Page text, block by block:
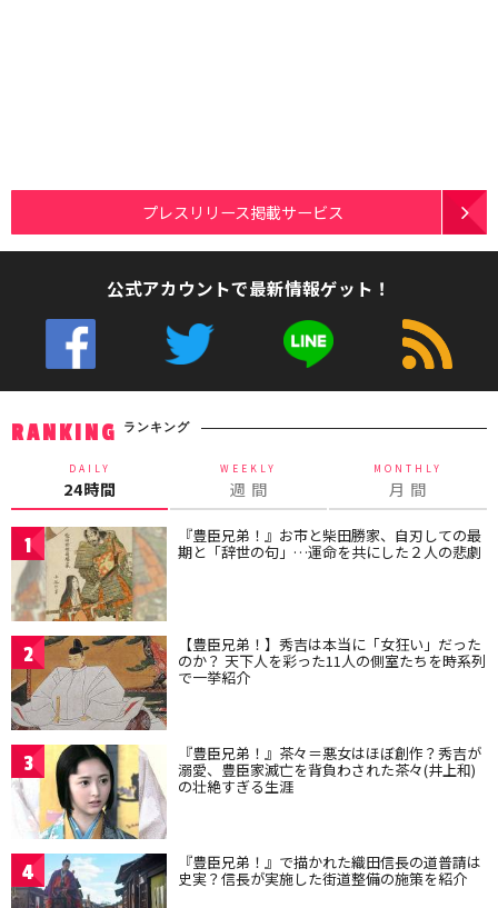
プレスリリース掲載サービス
公式アカウントで最新情報ゲット！
RANKING ランキング
DAILY
24時間
WEEKLY
週 間
MONTHLY
月 間
1 『豊臣兄弟！』お市と柴田勝家、自刃しての最
期と「辞世の句」…運命を共にした２人の悲劇
2 【豊臣兄弟！】秀吉は本当に「女狂い」だった
のか？ 天下人を彩った11人の側室たちを時系列
で一挙紹介
3 『豊臣兄弟！』茶々＝悪女はほぼ創作？秀吉が
溺愛、豊臣家滅亡を背負わされた茶々(井上和)
の壮絶すぎる生涯
4 『豊臣兄弟！』で描かれた織田信長の道普請は
史実？信長が実施した街道整備の施策を紹介